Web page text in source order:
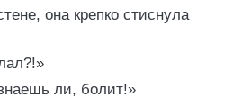
она крепко стиснула
ли, болит!»